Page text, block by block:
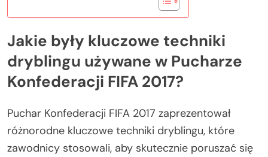
Jakie były kluczowe techniki
dryblingu używane w Pucharze
Konfederacji FIFA 2017?
Puchar Konfederacji FIFA 2017 zaprezentował
różnorodne kluczowe techniki dryblingu, które
zawodnicy stosowali, aby skutecznie poruszać się